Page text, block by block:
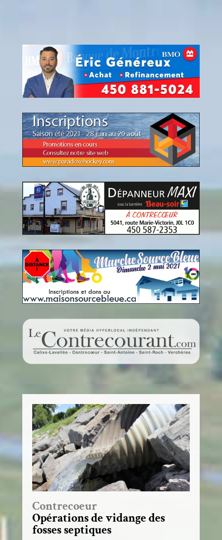
Contrecoeur
Opérations de vidange des
fosses septiques